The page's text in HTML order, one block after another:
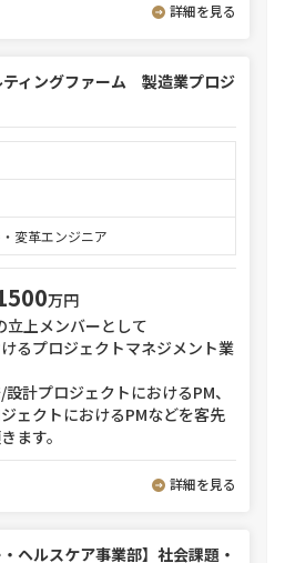
詳細を見る
ティングファーム 製造業プロジ
変革エンジニア
万円
立上メンバーとして
るプロジェクトマネジメント業
計プロジェクトにおけるPM、
ェクトにおけるPMなどを客先
ます。
詳細を見る
ヘルスケア事業部】社会課題・